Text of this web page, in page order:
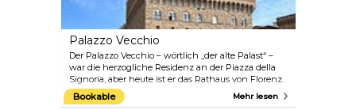
Palazzo Vecchio
Der Palazzo Vecchio – wörtlich „der alte Palast“ –
war die herzogliche Residenz an der Piazza della
Signoria, aber heute ist er das Rathaus von Florenz.
Er beherbergt eine große Sammlung von
Gemälden und Skulpturen, und auf dem Platz vor
Bookable Mehr lesen